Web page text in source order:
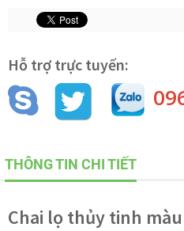
Hỗ trợ trực tuyến:
THÔNG TIN CHI TIẾT
Chai lọ thủy tinh